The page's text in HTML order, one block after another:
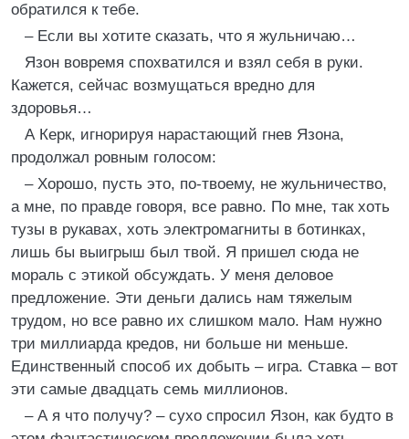
обратился к тебе.
– Если вы хотите сказать, что я жульничаю…
Язон вовремя спохватился и взял себя в руки.
Кажется, сейчас возмущаться вредно для
здоровья…
А Керк, игнорируя нарастающий гнев Язона,
продолжал ровным голосом:
– Хорошо, пусть это, по-твоему, не жульничество,
а мне, по правде говоря, все равно. По мне, так хоть
тузы в рукавах, хоть электромагниты в ботинках,
лишь бы выигрыш был твой. Я пришел сюда не
мораль с этикой обсуждать. У меня деловое
предложение. Эти деньги дались нам тяжелым
трудом, но все равно их слишком мало. Нам нужно
три миллиарда кредов, ни больше ни меньше.
Единственный способ их добыть – игра. Ставка – вот
эти самые двадцать семь миллионов.
– А я что получу? – сухо спросил Язон, как будто в